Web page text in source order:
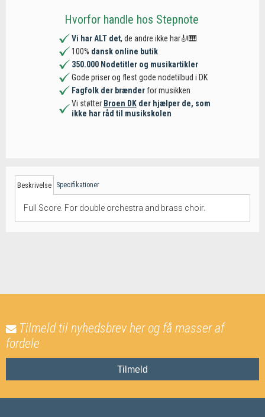
Hvorfor handle hos Stepnote
Vi har ALT det, de andre ikke har🎻🎹
100% dansk online butik
350.000 Nodetitler og musikartikler
Gode priser og flest gode nodetilbud i DK
Fagfolk der brænderfor musikken
Vi støtter Broen DKder hjælper de, som
ikke har råd til musikskolen
Beskrivelse Specifikationer
Full Score. For double orchestra and brass choir.
Tilmeld til nyhedsbrev her og få masser af
fordele
Tilmeld